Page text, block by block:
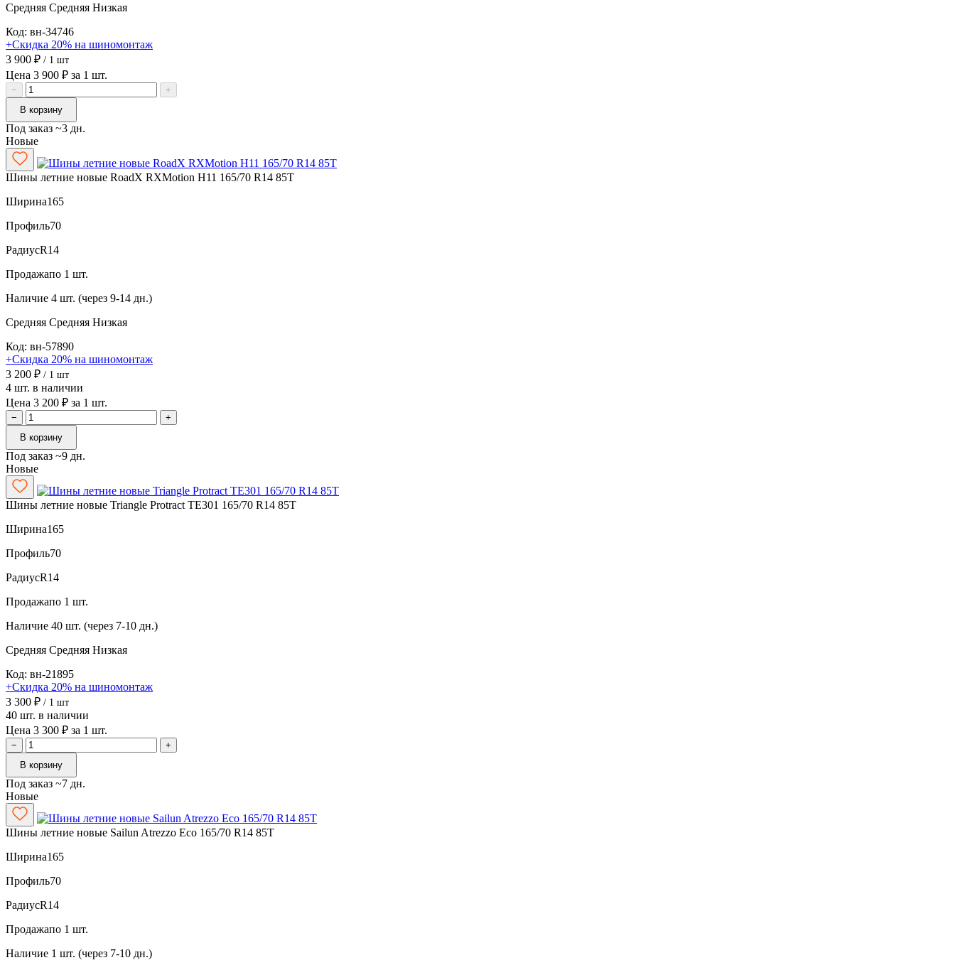
Средняя Средняя Низкая
Код: вн-34746
+Скидка 20% на шиномонтаж
3 900 ₽ / 1 шт
Цена 3 900 ₽ за 1 шт.
−
+
В корзину
Под заказ ~3 дн.
Новые
Шины летние новые RoadX RXMotion H11 165/70 R14 85T
Ширина165
Профиль70
РадиусR14
Продажапо 1 шт.
Наличие 4 шт. (через 9-14 дн.)
Средняя Средняя Низкая
Код: вн-57890
+Скидка 20% на шиномонтаж
3 200 ₽ / 1 шт
4 шт. в наличии
Цена 3 200 ₽ за 1 шт.
−
+
В корзину
Под заказ ~9 дн.
Новые
Шины летние новые Triangle Protract TE301 165/70 R14 85T
Ширина165
Профиль70
РадиусR14
Продажапо 1 шт.
Наличие 40 шт. (через 7-10 дн.)
Средняя Средняя Низкая
Код: вн-21895
+Скидка 20% на шиномонтаж
3 300 ₽ / 1 шт
40 шт. в наличии
Цена 3 300 ₽ за 1 шт.
−
+
В корзину
Под заказ ~7 дн.
Новые
Шины летние новые Sailun Atrezzo Eco 165/70 R14 85T
Ширина165
Профиль70
РадиусR14
Продажапо 1 шт.
Наличие 1 шт. (через 7-10 дн.)